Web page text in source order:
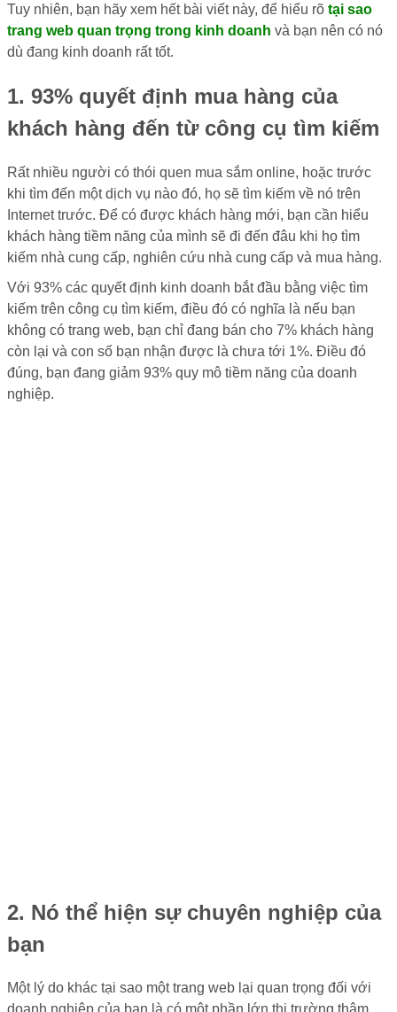
Tuy nhiên, bạn hãy xem hết bài viết này, để hiểu rõ tại sao
trang web quan trọng trong kinh doanh và bạn nên có nó
dù đang kinh doanh rất tốt.
1. 93% quyết định mua hàng của
khách hàng đến từ công cụ tìm kiếm
Rất nhiều người có thói quen mua sắm online, hoặc trước
khi tìm đến một dịch vụ nào đó, họ sẽ tìm kiếm về nó trên
Internet trước. Để có được khách hàng mới, bạn cần hiểu
khách hàng tiềm năng của mình sẽ đi đến đâu khi họ tìm
kiếm nhà cung cấp, nghiên cứu nhà cung cấp và mua hàng.
Với 93% các quyết định kinh doanh bắt đầu bằng việc tìm
kiếm trên công cụ tìm kiếm, điều đó có nghĩa là nếu bạn
không có trang web, bạn chỉ đang bán cho 7% khách hàng
còn lại và con số bạn nhận được là chưa tới 1%. Điều đó
đúng, bạn đang giảm 93% quy mô tiềm năng của doanh
nghiệp.
2. Nó thể hiện sự chuyên nghiệp của
bạn
Một lý do khác tại sao một trang web lại quan trọng đối với